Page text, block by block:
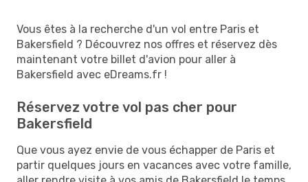
Vous êtes à la recherche d'un vol entre Paris et
Bakersfield ? Découvrez nos offres et réservez dès
maintenant votre billet d'avion pour aller à
Bakersfield avec eDreams.fr !
Réservez votre vol pas cher pour
Bakersfield
Que vous ayez envie de vous échapper de Paris et
partir quelques jours en vacances avec votre famille,